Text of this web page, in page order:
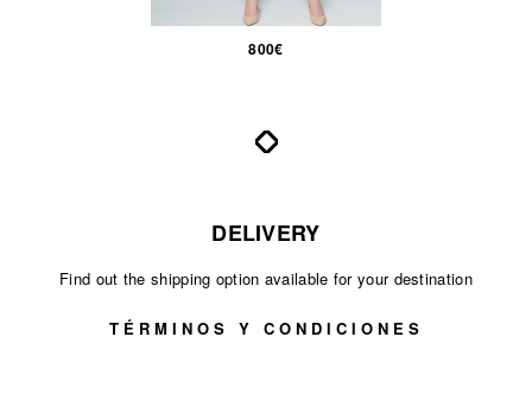
800€
DELIVERY
Find out the shipping option available for your destination
TÉRMINOS Y CONDICIONES